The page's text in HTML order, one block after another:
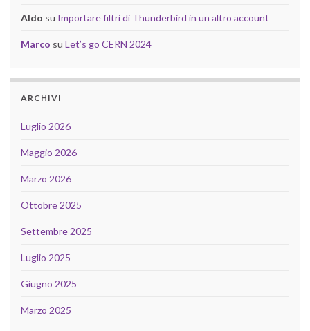
Aldo su Importare filtri di Thunderbird in un altro account
Marco su Let’s go CERN 2024
ARCHIVI
Luglio 2026
Maggio 2026
Marzo 2026
Ottobre 2025
Settembre 2025
Luglio 2025
Giugno 2025
Marzo 2025